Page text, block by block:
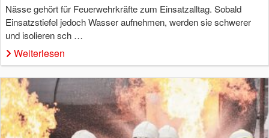
Nässe gehört für Feuerwehrkräfte zum Einsatzalltag. Sobald
Einsatzstiefel jedoch Wasser aufnehmen, werden sie schwerer
und isolieren sch …
Weiterlesen